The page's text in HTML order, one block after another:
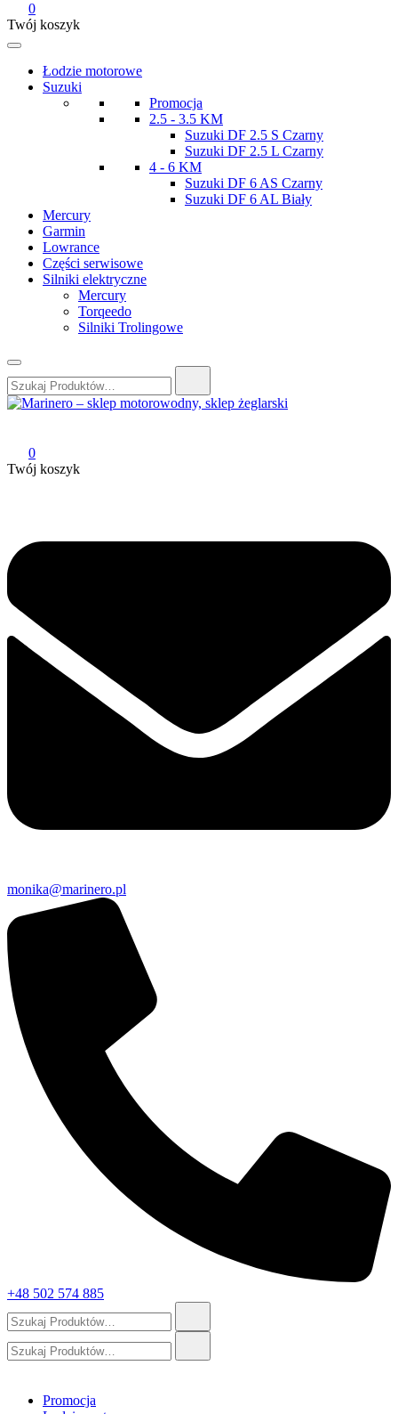
0
Twój koszyk
Łodzie motorowe
Suzuki
Promocja
2.5 - 3.5 KM
Suzuki DF 2.5 S Czarny
Suzuki DF 2.5 L Czarny
4 - 6 KM
Suzuki DF 6 AS Czarny
Suzuki DF 6 AL Biały
Mercury
Garmin
Lowrance
Części serwisowe
Silniki elektryczne
Mercury
Torqeedo
Silniki Trolingowe
wyposażenie łodzi motorowych, elektronika morska
0
Twój koszyk
monika@marinero.pl
+48 502 574 885
Promocja